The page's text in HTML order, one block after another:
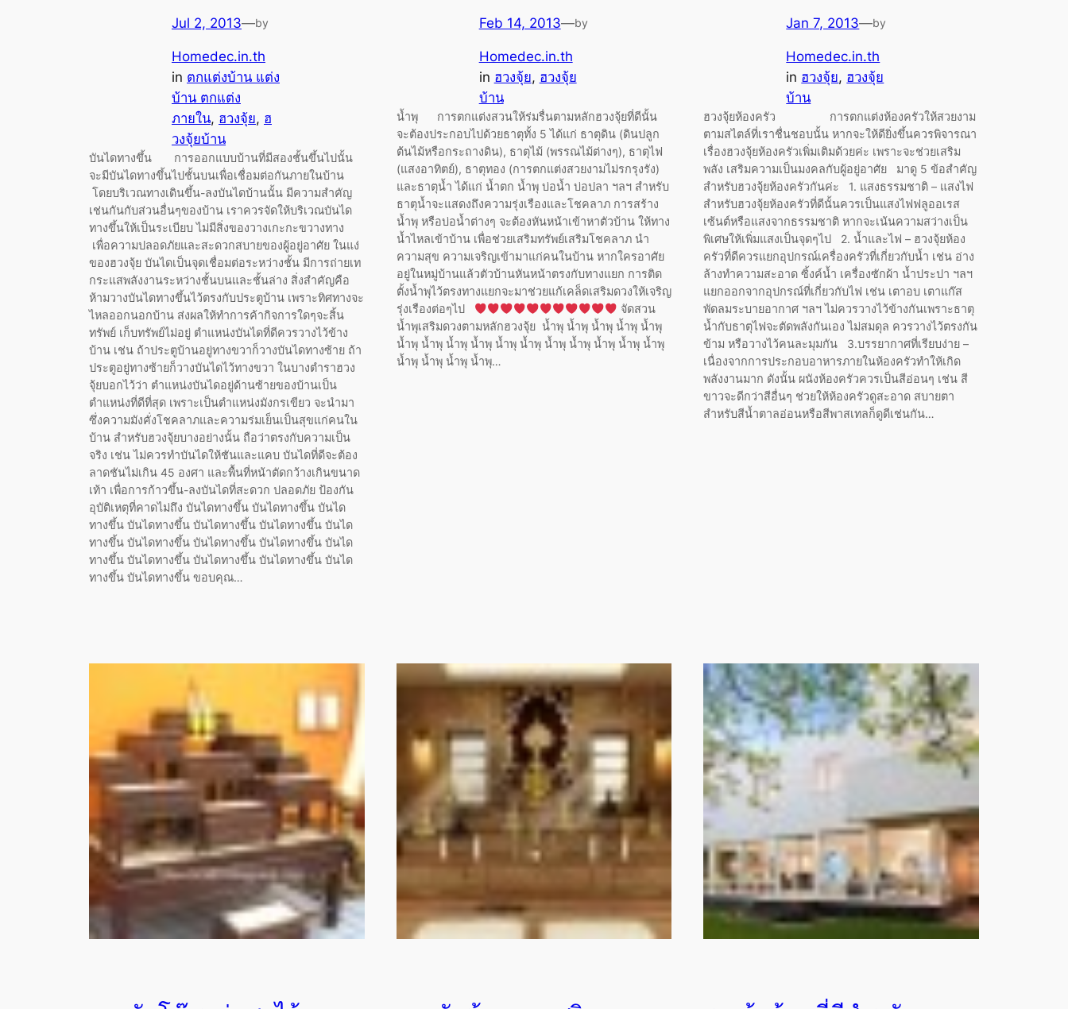
Jul 2, 2013—by
Homedec.in.th
in ตกแต่งบ้าน แต่ง
บ้าน ตกแต่ง
ภายใน, ฮวงจุ้ย, ฮ
วงจุ้ยบ้าน
บันไดทางขึ้น การออกแบบบ้านที่มีสองชั้นขึ้นไปนั้น
จะมีบันไดทางขึ้นไปชั้นบนเพื่อเชื่อมต่อกันภายในบ้าน
โดยบริเวณทางเดินขึ้น-ลงบันไดบ้านนั้น มีความสำคัญ
เช่นกันกับส่วนอื่นๆของบ้าน เราควรจัดให้บริเวณบันได
ทางขึ้นให้เป็นระเบียบ ไม่มีสิ่งของวางเกะกะขวางทาง
เพื่อความปลอดภัยและสะดวกสบายของผู้อยู่อาศัย ในแง่
ของฮวงจุ้ย บันไดเป็นจุดเชื่อมต่อระหว่างชั้น มีการถ่ายเท
กระแสพลังงานระหว่างชั้นบนและชั้นล่าง สิ่งสำคัญคือ
ห้ามวางบันไดทางขึ้นไว้ตรงกับประตูบ้าน เพราะทิศทางจะ
ไหลออกนอกบ้าน ส่งผลให้ทำการค้ากิจการใดๆจะสิ้น
ทรัพย์ เก็บทรัพย์ไม่อยู่ ตำแหน่งบันไดที่ดีควรวางไว้ข้าง
บ้าน เช่น ถ้าประตูบ้านอยู่ทางขวาก็วางบันไดทางซ้าย ถ้า
ประตูอยู่ทางซ้ายก็วางบันไดไว้ทางขวา ในบางตำราฮวง
จุ้ยบอกไว้ว่า ตำแหน่งบันไดอยู่ด้านซ้ายของบ้านเป็น
ตำแหน่งที่ดีที่สุด เพราะเป็นตำแหน่งมังกรเขียว จะนำมา
ซึ่งความมังคั่งโชคลาภและความร่มเย็นเป็นสุขแก่คนใน
บ้าน สำหรับฮวงจุ้ยบางอย่างนั้น ถือว่าตรงกับความเป็น
จริง เช่น ไม่ควรทำบันไดให้ชันและแคบ บันไดที่ดีจะต้อง
ลาดชันไม่เกิน 45 องศา และพื้นที่หน้าตัดกว้างเกินขนาด
เท้า เพื่อการก้าวขึ้น-ลงบันไดที่สะดวก ปลอดภัย ป้องกัน
อุบัติเหตุที่คาดไม่ถึง บันไดทางขึ้น บันไดทางขึ้น บันได
ทางขึ้น บันไดทางขึ้น บันไดทางขึ้น บันไดทางขึ้น บันได
ทางขึ้น บันไดทางขึ้น บันไดทางขึ้น บันไดทางขึ้น บันได
ทางขึ้น บันไดทางขึ้น บันไดทางขึ้น บันไดทางขึ้น บันได
ทางขึ้น บันไดทางขึ้น ขอบคุณ…
Feb 14, 2013—by
Homedec.in.th
in ฮวงจุ้ย, ฮวงจุ้ย
บ้าน
น้ำพุ การตกแต่งสวนให้ร่มรื่นตามหลักฮวงจุ้ยที่ดีนั้น
จะต้องประกอบไปด้วยธาตุทั้ง 5 ได้แก่ ธาตุดิน (ดินปลูก
ต้นไม้หรือกระถางดิน), ธาตุไม้ (พรรณไม้ต่างๆ), ธาตุไฟ
(แสงอาทิตย์), ธาตุทอง (การตกแต่งสวยงามไม่รกรุงรัง)
และธาตุน้ำ ได้แก่ น้ำตก น้ำพุ บ่อน้ำ บ่อปลา ฯลฯ สำหรับ
ธาตุน้ำจะแสดงถึงความรุ่งเรืองและโชคลาภ การสร้าง
น้ำพุ หรือบ่อน้ำต่างๆ จะต้องหันหน้าเข้าหาตัวบ้าน ให้ทาง
น้ำไหลเข้าบ้าน เพื่อช่วยเสริมทรัพย์เสริมโชคลาภ นำ
ความสุข ความเจริญเข้ามาแก่คนในบ้าน หากใครอาศัย
อยู่ในหมู่บ้านแล้วตัวบ้านหันหน้าตรงกับทางแยก การติด
ตั้งน้ำพุไว้ตรงทางแยกจะมาช่วยแก้เคล็ดเสริมดวงให้เจริญ
รุ่งเรืองต่อๆไป
จัดสวน
น้ำพุเสริมดวงตามหลักฮวงจุ้ย น้ำพุ น้ำพุ น้ำพุ น้ำพุ น้ำพุ
น้ำพุ น้ำพุ น้ำพุ น้ำพุ น้ำพุ น้ำพุ น้ำพุ น้ำพุ น้ำพุ น้ำพุ น้ำพุ
น้ำพุ น้ำพุ น้ำพุ น้ำพุ…
Jan 7, 2013—by
Homedec.in.th
in ฮวงจุ้ย, ฮวงจุ้ย
บ้าน
ฮวงจุ้ยห้องครัว การตกแต่งห้องครัวให้สวยงาม
ตามสไตล์ที่เราชื่นชอบนั้น หากจะให้ดียิ่งขึ้นควรพิจารณา
เรื่องฮวงจุ้ยห้องครัวเพิ่มเติมด้วยค่ะ เพราะจะช่วยเสริม
พลัง เสริมความเป็นมงคลกับผู้อยู่อาศัย มาดู 5 ข้อสำคัญ
สำหรับฮวงจุ้ยห้องครัวกันค่ะ 1. แสงธรรมชาติ – แสงไฟ
สำหรับฮวงจุ้ยห้องครัวที่ดีนั้นควรเป็นแสงไฟฟลูออเรส
เซ้นต์หรือแสงจากธรรมชาติ หากจะเน้นความสว่างเป็น
พิเศษให้เพิ่มแสงเป็นจุดๆไป 2. น้ำและไฟ – ฮวงจุ้ยห้อง
ครัวที่ดีควรแยกอุปกรณ์เครื่องครัวที่เกี่ยวกับน้ำ เช่น อ่าง
ล้างทำความสะอาด ซิ้งค์น้ำ เครื่องซักผ้า น้ำประปา ฯลฯ
แยกออกจากอุปกรณ์ที่เกี่ยวกับไฟ เช่น เตาอบ เตาแก๊ส
พัดลมระบายอากาศ ฯลฯ ไม่ควรวางไว้ข้างกันเพราะธาตุ
น้ำกับธาตุไฟจะตัดพลังกันเอง ไม่สมดุล ควรวางไว้ตรงกัน
ข้าม หรือวางไว้คนละมุมกัน 3.บรรยากาศที่เรียบง่าย –
เนื่องจากการประกอบอาหารภายในห้องครัวทำให้เกิด
พลังงานมาก ดังนั้น ผนังห้องครัวควรเป็นสีอ่อนๆ เช่น สี
ขาวจะดีกว่าสีอื่นๆ ช่วยให้ห้องครัวดูสะอาด สบายตา
สำหรับสีน้ำตาลอ่อนหรือสีพาสเทลก็ดูดีเช่นกัน…